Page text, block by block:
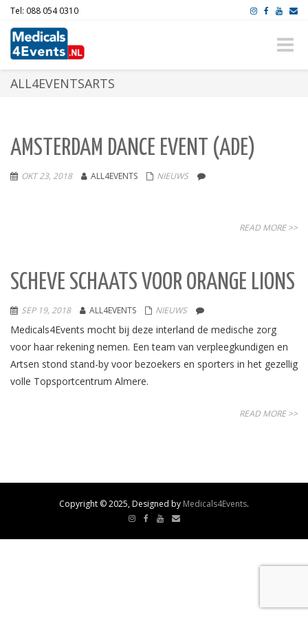
Tel: 088 054 0310
Toggle
ALL4EVENTSARTS
AMSTERDAM DANCE EVENT (ADE)
OKT 23, 2018 ALL4EVENTS NIEUWS
READ MORE >>
SCHEVE SCHAATS VOOR ORANGE LIONS
SEP 19, 2018 ALL4EVENTS NIEUWS
Medicals4Events mocht bij deze interland de medische zorg
voor haar rekening nemen. Een team van verpleegkundigen en
Artsen stond stand-by voor bezoekers en sporters in het gezellig
volle Topsportcentrum Almere.
READ MORE >>
Copyright © 2025, Designed by Medicals4Events.